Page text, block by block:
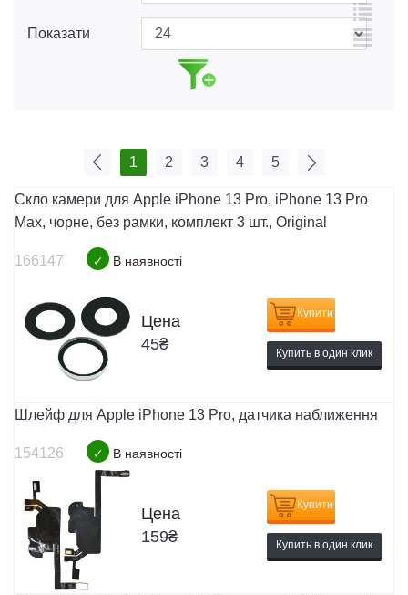
Показати
1 2 3 4 5
Скло камери для Apple iPhone 13 Pro, iPhone 13 Pro
Max, чорне, без рамки, комплект 3 шт., Original
166147 ✓ В наявності
Цена
45₴
Купити
Купить в один клик
Шлейф для Apple iPhone 13 Pro, датчика наближення
154126 ✓ В наявності
Цена
159₴
Купити
Купить в один клик